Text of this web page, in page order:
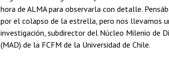
hora de ALMA para observarla con detalle.
por el colapso de la estrella, pero nos llevamos
investigación, subdirector del Núcleo Milenio de
(MAD) de la FCFM de la Universidad de Chile.